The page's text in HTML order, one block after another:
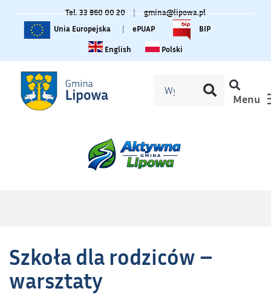
Tel. 33 860 00 20 |
gmina@lipowa.pl
Unia Europejska
| ePUAP
BIP
Change language to English
English Zmiana języka na polski
Polski
Menu
Szkoła dla rodziców –
warsztaty